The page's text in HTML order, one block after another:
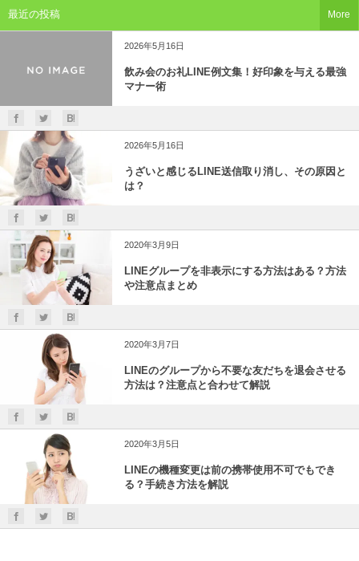
最近の投稿
2026年5月16日
飲み会のお礼LINE例文集！好印象を与える最強
マナー術
2026年5月16日
うざいと感じるLINE送信取り消し、その原因と
は？
2020年3月9日
LINEグループを非表示にする方法はある？方法
や注意点まとめ
2020年3月7日
LINEのグループから不要な友だちを退会させる
方法は？注意点と合わせて解説
2020年3月5日
LINEの機種変更は前の携帯使用不可でもでき
る？手続き方法を解説
More